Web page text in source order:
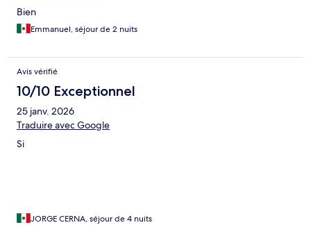
Bien
Emmanuel, séjour de 2 nuits
Avis vérifié
10/10 Exceptionnel
25 janv. 2026
Traduire avec Google
Si
JORGE CERNA, séjour de 4 nuits